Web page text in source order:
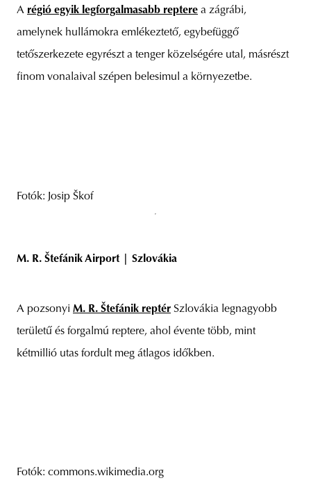
A régió egyik legforgalmasabb reptere a zágrábi,
amelynek hullámokra emlékeztető, egybefüggő
tetőszerkezete egyrészt a tenger közelségére utal, másrészt
finom vonalaival szépen belesimul a környezetbe.
Fotók: Josip Škof
M. R. Štefánik Airport | Szlovákia
A pozsonyi M. R. Štefánik reptér Szlovákia legnagyobb
területű és forgalmú reptere, ahol évente több, mint
kétmillió utas fordult meg átlagos időkben.
Fotók: commons.wikimedia.org